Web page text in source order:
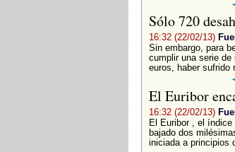
Sólo 720
16:32 (22/02/13)
Sin embargo, para
cumplir una serie de
euros, haber sufrido
El Euribor
16:32 (22/02/13)
El Euribor , el
bajado dos
iniciada a principios